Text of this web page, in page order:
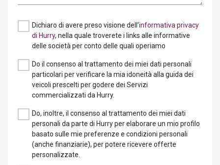
Dichiaro di avere preso visione dell’informativa privacy
di Hurry, nella quale troverete i links alle informative
delle società per conto delle quali operiamo
Do il consenso al trattamento dei miei dati personali
particolari per verificare la mia idoneità alla guida dei
veicoli prescelti per godere dei Servizi
commercializzati da Hurry.
Do, inoltre, il consenso al trattamento dei miei dati
personali da parte di Hurry per elaborare un mio profilo
basato sulle mie preferenze e condizioni personali
(anche finanziarie), per potere ricevere offerte
personalizzate.